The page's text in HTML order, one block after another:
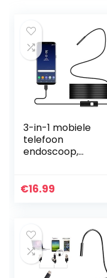
3-in-1 mobiele
telefoon
endoscoop,
slang/kabel en led,
€16.99